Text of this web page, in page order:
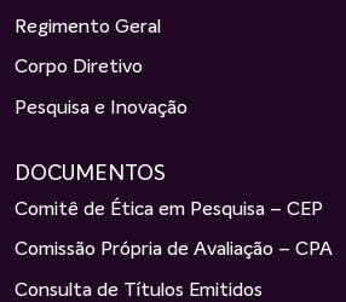
Regimento Geral
Corpo Diretivo
Pesquisa e Inovação
DOCUMENTOS
Comitê de Ética em Pesquisa – CEP
Comissão Própria de Avaliação – CPA
Consulta de Títulos Emitidos